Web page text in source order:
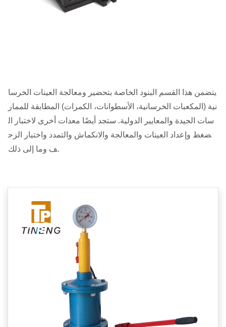
يتضمن هذا القسم البنود الخاصة بتحضير ومعالجة العينات الخرسا
نية (المكعبات الخرسانية، الأسطوانات، الكمرات) المطابقة للممار
سات الجيدة والمعايير الدولية. ستجد أيضًا معدات أخرى لاختبار ال
ضغط وإعداد العينات والمعالجة والانكماش والتمدد واختبار الزح
ف وما إلى ذلك.